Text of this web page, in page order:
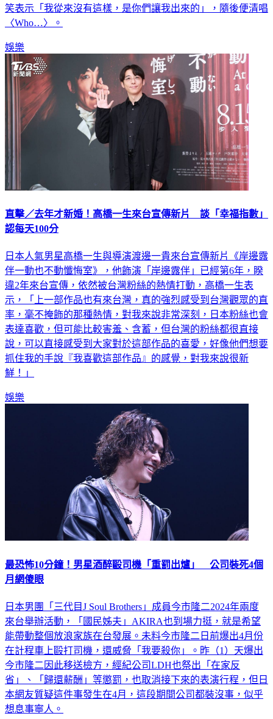
笑表示「我從來沒有這樣，是你們讓我出來的」，隨後便清唱
〈Who…〉。
娛樂
直擊／去年才新婚！高橋一生來台宣傳新片 談「幸福指數」
認每天100分
日本人氣男星高橋一生與導演渡邊一貴來台宣傳新片《岸邊露
伴一動也不動懺悔室》，他飾演「岸邊露伴」已經第6年，睽
違2年來台宣傳，依然被台灣粉絲的熱情打動，高橋一生表
示，「上一部作品也有來台灣，真的強烈感受到台灣觀眾的直
率，毫不掩飾的那種熱情，對我來說非常深刻，日本粉絲也會
表達喜歡，但可能比較害羞、含蓄，但台灣的粉絲都很直接
說，可以直接感受到大家對於這部作品的喜愛，好像他們想要
抓住我的手說『我喜歡這部作品』的感覺，對我來說很新
鮮！」
娛樂
最恐怖10分鐘！男星酒醉毆司機「重罰出爐」 公司裝死4個
月網傻眼
日本男團「三代目J Soul Brothers」成員今市隆二2024年兩度
來台舉辦活動，「國民姊夫」AKIRA也到場力挺，就是希望
能帶動整個放浪家族在台發展。未料今市隆二日前爆出4月份
在計程車上毆打司機，還威脅「我要殺你」。昨（1）天爆出
今市隆二因此移送檢方，經紀公司LDH也祭出「在家反
省」、「歸還薪酬」等懲罰，也取消接下來的表演行程，但日
本網友質疑這件事發生在4月，這段期間公司都裝沒事，似乎
想息事寧人。